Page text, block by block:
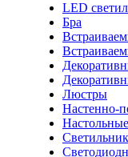
LED
Бра
Люстры
Настенно-